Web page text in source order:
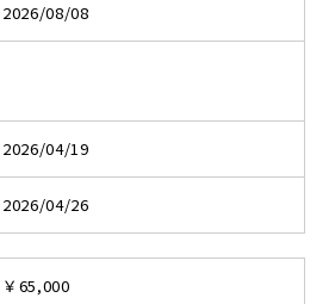
2026/08/08
2026/04/19
2026/04/26
￥65,000